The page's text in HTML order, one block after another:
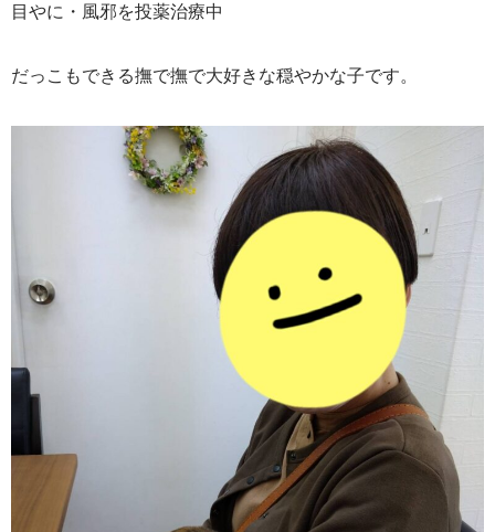
目やに・風邪を投薬治療中
だっこもできる撫で撫で大好きな穏やかな子です。